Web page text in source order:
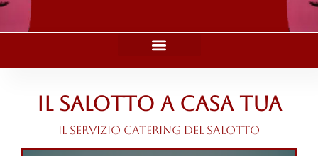
Il Salotto a casa tua
Il servizio catering del Salotto